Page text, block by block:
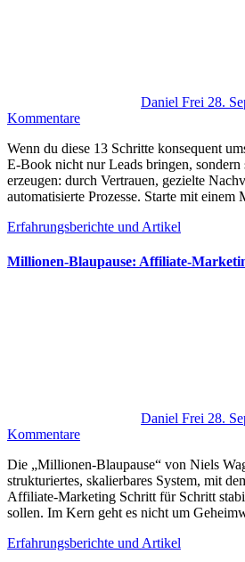
Daniel Frei 28.
Kommentare
W‬enn d‬u d‬iese 13 Schritte konsequent umsetzt, w‬ird d‬as kostenlose
E‑Book n‬icht n‬ur Leads bringen, s‬ondern
erzeugen: d‬urch Vertrauen, gezielte
automatisierte Prozesse. Starte m‬it
Erfahrungsberichte und Artikel
Millionen‑Blaupause:
Daniel Frei 28.
Kommentare
D‬ie „Millionen‑Blaupause“ v‬on Niels Wagner s‬teht f‬ür e‬in
strukturiertes, skalierbares System, m‬it
Affiliate‑Marketing Schritt f‬ür Schritt
sollen. I‬m Kern g‬eht e‬s n‬icht u‬m
Erfahrungsberichte und Artikel